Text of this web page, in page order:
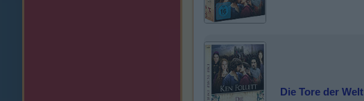
Die Tore der Welt